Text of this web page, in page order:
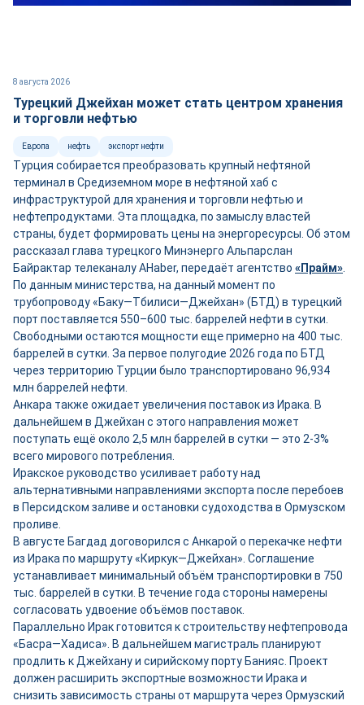
8 августа 2026
Турецкий Джейхан может стать центром хранения
и торговли нефтью
Европа нефть экспорт нефти
Турция собирается преобразовать крупный нефтяной
терминал в Средиземном море в нефтяной хаб с
инфраструктурой для хранения и торговли нефтью и
нефтепродуктами. Эта площадка, по замыслу властей
страны, будет формировать цены на энергоресурсы. Об этом
рассказал глава турецкого Минэнерго Альпарслан
Байрактар телеканалу AHaber, передаёт агентство «Прайм»
По данным министерства, на данный момент по
трубопроводу «Баку—Тбилиси—Джейхан» (БТД) в турецкий
порт поставляется 550–600 тыс. баррелей нефти в сутки.
Свободными остаются мощности ещепримерно на 400 тыс.
баррелей в сутки. За первое полугодие 2026 года по БТД
через территорию Турции было транспортировано 96,934
млн баррелей нефти.
Анкара также ожидает увеличения поставок из Ирака. В
дальнейшем в Джейхан с этого направления может
поступать ещё около 2,5 млн баррелей в сутки — это 2-3%
всего мирового потребления.
Иракское руководство усиливает работу над
альтернативными направлениями экспорта после перебоев
в Персидском заливе и остановки судоходства в Ормузском
проливе.
В августе Багдад договорился с Анкарой о перекачке нефти
из Ирака по маршруту «Киркук—Джейхан». Соглашение
устанавливает минимальный объём транспортировки в 750
тыс. баррелей в сутки. В течение года стороны намерены
согласовать удвоение объёмов поставок.
Параллельно Ирак готовится к строительству нефтепровода
«Басра—Хадиса». В дальнейшем магистраль планируют
продлить к Джейхану и сирийскому порту Банияс. Проект
должен расширить экспортные возможности Ирака и
снизить зависимость страны от маршрута через Ормузский